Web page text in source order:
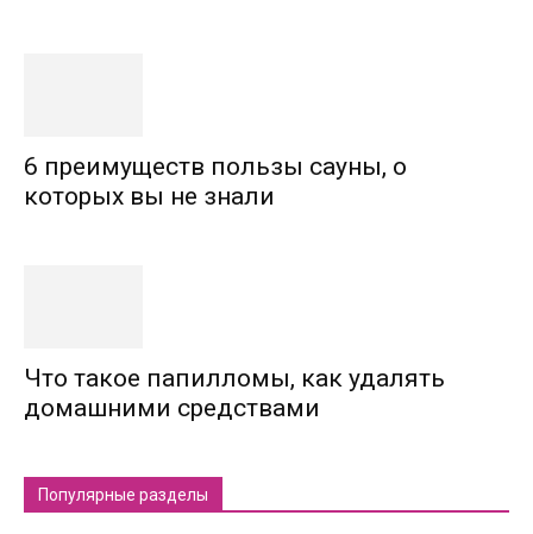
6 преимуществ пользы сауны, о
которых вы не знали
Что такое папилломы, как удалять
домашними средствами
Популярные разделы